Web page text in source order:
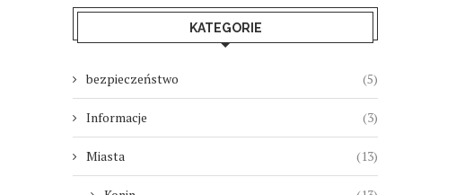
KATEGORIE
bezpieczeństwo (5)
Informacje (3)
Miasta (13)